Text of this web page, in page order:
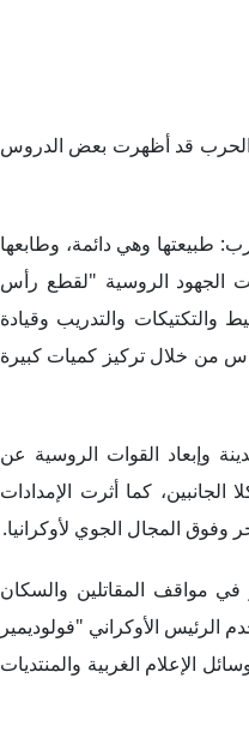
الحرب قد أظهرت بعض الدروس
طبيعتها وهي دائمة، وطابعها
الجهود الروسية "لقطع رأس
والتكتيكات والتدريب وقيادة
من خلال تركيز كميات كبيرة
وإبعاد القوات الروسية عن
كما أثرت الإمدادات
المجال الجوي لأوكرانيا.
التأثير في مواقف المقاتلين والسكان
الرئيس الأوكراني "فولوديمير
الغربية والمنتديات